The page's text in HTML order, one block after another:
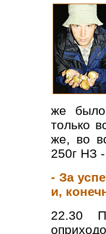
же было
только
же, во
250г НЗ -
- За
и,
22.30